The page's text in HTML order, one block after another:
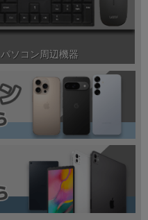
パソコン周辺機器